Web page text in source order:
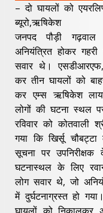
– दो घायलों को
ब्यूरो,ऋषिकेश
जनपद पौड़ी
अनियंत्रित होकर
सवार थे।
कर तीन घायलों को
कर एम्स ऋषिकेश
लोगों की घटना स्थल
रविवार को कोतवाली
गया कि खिर्सू
सूचना पर उपनिरीक्षक
घटनास्थल के लिए
लोग सवार थे, जो
में दुर्घटनाग्रस्त हो
घायलों को निकालकर